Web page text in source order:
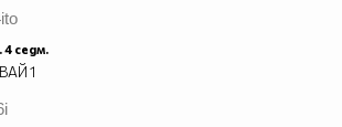
4 седм.
1